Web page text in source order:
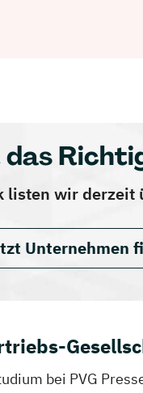
listen wir derzeit
Unternehmen
bei PVG